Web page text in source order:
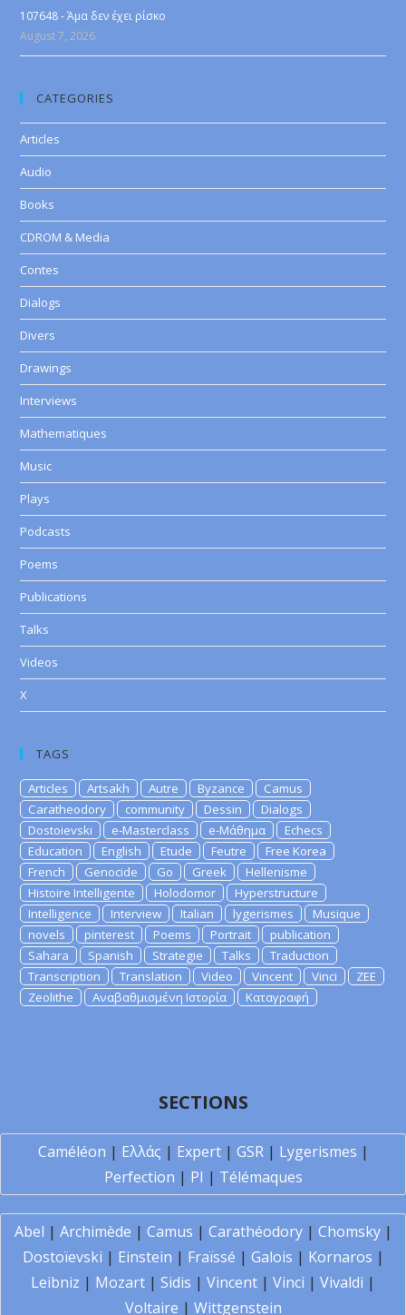
107648 - Άμα δεν έχει ρίσκο
August 7, 2026
CATEGORIES
Articles
Audio
Books
CDROM & Media
Contes
Dialogs
Divers
Drawings
Interviews
Mathematiques
Music
Plays
Podcasts
Poems
Publications
Talks
Videos
X
TAGS
Articles Artsakh Autre Byzance
Camus
Caratheodory
community Dessin
Dialogs
Dostoievski
e-Masterclass e-Μάθημα
Echecs
Education
English Etude Feutre
Free Korea
French
Genocide Go Greek
Hellenisme
Histoire Intelligente
Holodomor
Hyperstructure
Intelligence
Interview Italian lygerismes
Musique
novels
pinterest Poems Portrait
publication
Sahara
Spanish Strategie Talks
Traduction
Transcription
Translation Video Vincent Vinci
ZEE
Zeolithe
Αναβαθμισμένη Ιστορία Καταγραφή
SECTIONS
Caméléon | Ελλάς | Expert| GSR| Lygerismes |
Perfection | PI | Télémaques
Abel | Archimède | Camus | Carathéodory| Chomsky|
Dostoïevski | Einstein | Fraïssé | Galois | Kornaros |
Leibniz | Mozart | Sidis | Vincent | Vinci | Vivaldi |
Voltaire | Wittgenstein